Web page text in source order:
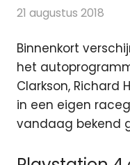
21 augustus 2018
Binnenkort
het
Clarkson, Richard
in een eigen
vandaag bekend